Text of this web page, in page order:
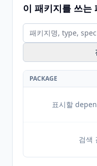
이 패키지를 쓰는
PACKAGE
표시할
검색